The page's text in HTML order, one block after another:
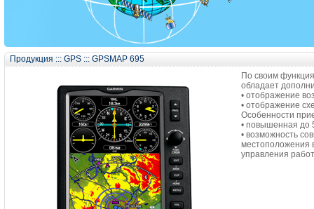
Продукция ::: GPS ::: GPSMAP 695
По своим
обладает
• отображение
• отображение
Особенности
• повышенная до
• возможность
местоположения
управления